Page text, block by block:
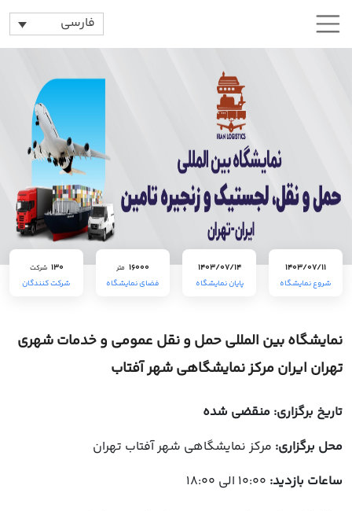
فارسی
1403/07/11
شروع نمایشگاه
1403/07/14
پایان نمایشگاه
16000 متر
فضای نمایشگاه
130 شرکت
شرکت کنندگان
نمایشگاه بین المللی حمل و نقل عمومی و خدمات شهری
تهران ایران مرکز نمایشگاهی شهر آفتاب
تاریخ برگزاری: منقضی شده
محل برگزاری: مرکز نمایشگاهی شهر آفتاب تهران
ساعات بازدید: 10:00 الی 18:00